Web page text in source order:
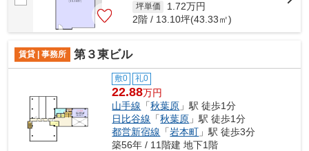
坪単価 1.72万円
2階 / 13.10坪(43.33㎡)
賃貸 | 事務所 第３東ビル
敷0 礼0
22.88万円
山手線 「秋葉原 」駅 徒歩1分
日比谷線 「秋葉原 」駅 徒歩1分
都営新宿線 「岩本町 」駅 徒歩3分
築56年 / 11階建 地下1階